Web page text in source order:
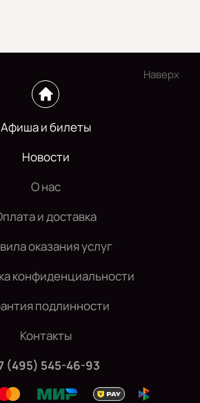
Наверх
Афиша и билеты
Новости
О нас
и доставка
оказания услуг
конфиденциальности
подлинности
Контакты
(495) 545-46-93